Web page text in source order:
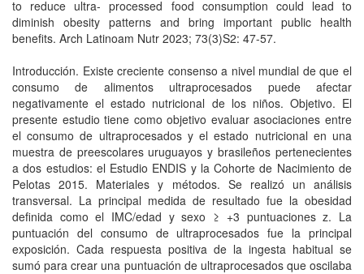
to reduce ultra- processed food consumption could lead to
diminish obesity patterns and bring important public health
benefits. Arch Latinoam Nutr 2023; 73(3)S2: 47-57.
Introducción. Existe creciente consenso a nivel mundial de que el
consumo de alimentos ultraprocesados puede afectar
negativamente el estado nutricional de los niños. Objetivo. El
presente estudio tiene como objetivo evaluar asociaciones entre
el consumo de ultraprocesados y el estado nutricional en una
muestra de preescolares uruguayos y brasileños pertenecientes
a dos estudios: el Estudio ENDIS y la Cohorte de Nacimiento de
Pelotas 2015. Materiales y métodos. Se realizó un análisis
transversal. La principal medida de resultado fue la obesidad
definida como el IMC/edad y sexo ≥ +3 puntuaciones z. La
puntuación del consumo de ultraprocesados fue la principal
exposición. Cada respuesta positiva de la ingesta habitual se
sumó para crear una puntuación de ultraprocesados que oscilaba